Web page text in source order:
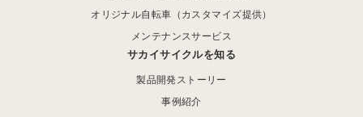
オリジナル自転車（カスタマイズ提供）
メンテナンスサービス
サカイサイクルを知る
製品開発ストーリー
事例紹介